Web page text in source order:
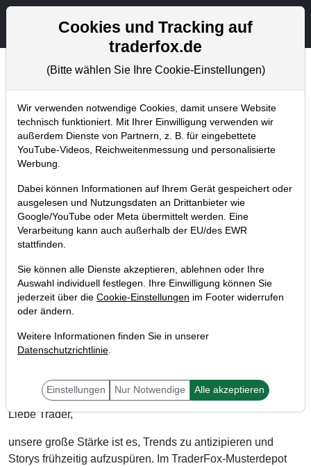
Aktien- und Artikelsuche
Newsletter
Home Blog Newsletter Weekly Briefing
TraderFox Trading-Depot: +185 %
bei 2G Energy. Datacenter-Auftrag
beflügelt.
27.05.2026 um 17:14 Uhr | S. Betschinger
Liebe Trader,
unsere große Stärke ist es, Trends zu antizipieren und
Storys frühzeitig aufzuspüren. Im TraderFox-Musterdepot
Cookies und Tracking auf
traderfox.de
(Bitte wählen Sie Ihre Cookie-Einstellungen)
Wir verwenden notwendige Cookies, damit unsere Website
technisch funktioniert. Mit Ihrer Einwilligung verwenden wir
außerdem Dienste von Partnern, z. B. für eingebettete
YouTube-Videos, Reichweitenmessung und personalisierte
Werbung.
Dabei können Informationen auf Ihrem Gerät gespeichert oder
ausgelesen und Nutzungsdaten an Drittanbieter wie
Google/YouTube oder Meta übermittelt werden. Eine
Verarbeitung kann auch außerhalb der EU/des EWR
stattfinden.
Sie können alle Dienste akzeptieren, ablehnen oder Ihre
Auswahl individuell festlegen. Ihre Einwilligung können Sie
jederzeit über die Cookie-Einstellungen im Footer widerrufen
oder ändern.
Weitere Informationen finden Sie in unserer
Datenschutzrichtlinie.
Einstellungen Nur Notwendige Alle akzeptieren